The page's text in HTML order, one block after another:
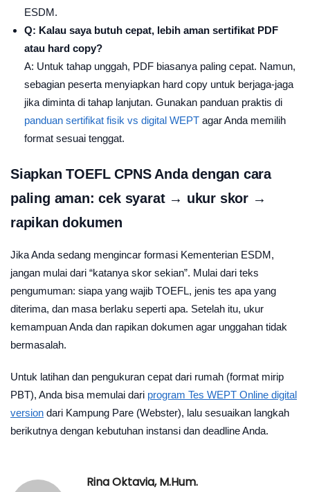
ESDM.
Q: Kalau saya butuh cepat, lebih aman sertifikat PDF
atau hard copy?
A: Untuk tahap unggah, PDF biasanya paling cepat. Namun,
sebagian peserta menyiapkan hard copy untuk berjaga-jaga
jika diminta di tahap lanjutan. Gunakan panduan praktis di
panduan sertifikat fisik vs digital WEPT agar Anda memilih
format sesuai tenggat.
Siapkan TOEFL CPNS Anda dengan cara
paling aman: cek syarat → ukur skor →
rapikan dokumen
Jika Anda sedang mengincar formasi Kementerian ESDM,
jangan mulai dari “katanya skor sekian”. Mulai dari teks
pengumuman: siapa yang wajib TOEFL, jenis tes apa yang
diterima, dan masa berlaku seperti apa. Setelah itu, ukur
kemampuan Anda dan rapikan dokumen agar unggahan tidak
bermasalah.
Untuk latihan dan pengukuran cepat dari rumah (format mirip
PBT), Anda bisa memulai dari program Tes WEPT Online digital
version dari Kampung Pare (Webster), lalu sesuaikan langkah
berikutnya dengan kebutuhan instansi dan deadline Anda.
Rina Oktavia, M.Hum.